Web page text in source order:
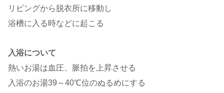
リビングから脱衣所に移動し
浴槽に入る時などに起こる
入浴について
熱いお湯は血圧、脈拍を上昇させる
入浴のお湯39～40℃位のぬるめにする